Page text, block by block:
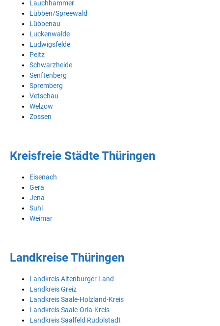
Lauchhammer
Lübben/Spreewald
Lübbenau
Luckenwalde
Ludwigsfelde
Peitz
Schwarzheide
Senftenberg
Spremberg
Vetschau
Welzow
Zossen
Kreisfreie Städte Thüringen
Eisenach
Gera
Jena
Suhl
Weimar
Landkreise Thüringen
Landkreis Altenburger Land
Landkreis Greiz
Landkreis Saale-Holzland-Kreis
Landkreis Saale-Orla-Kreis
Landkreis Saalfeld Rudolstadt